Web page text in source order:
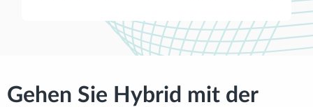
Gehen Sie Hybrid mit der